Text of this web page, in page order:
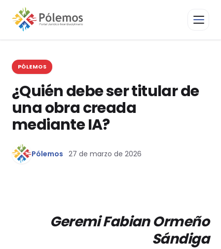
PÓLEMOS
¿Quién debe ser titular de
una obra creada
mediante IA?
Pólemos 27 de marzo de 2026
Geremi Fabian Ormeño
Sándiga